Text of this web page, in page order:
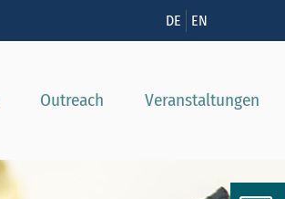
DE EN
Outreach Veranstaltungen